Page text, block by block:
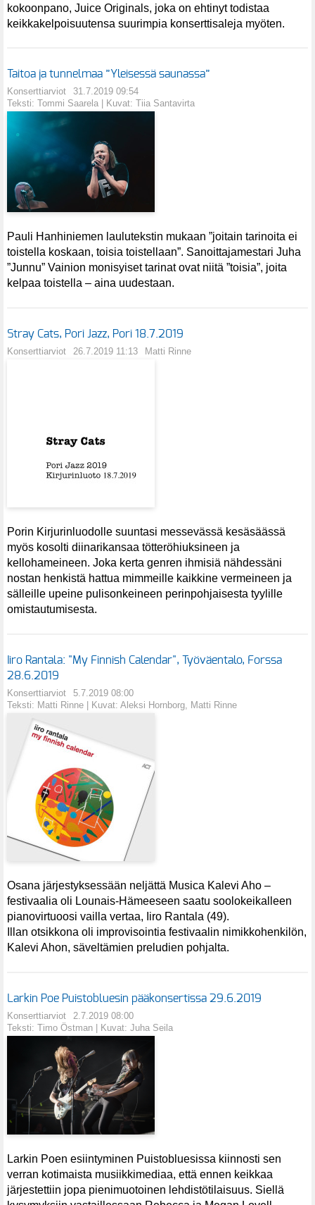
kokoonpano, Juice Originals, joka on ehtinyt todistaa
keikkakelpoisuutensa suurimpia konserttisaleja myöten.
Taitoa ja tunnelmaa ”Yleisessä saunassa”
Konserttiarviot
31.7.2019 09:54
Teksti: Tommi Saarela | Kuvat: Tiia Santavirta
Pauli Hanhiniemen laulutekstin mukaan ”joitain tarinoita ei
toistella koskaan, toisia toistellaan”. Sanoittajamestari Juha
”Junnu” Vainion monisyiset tarinat ovat niitä ”toisia”, joita
kelpaa toistella – aina uudestaan.
Stray Cats, Pori Jazz, Pori 18.7.2019
Konserttiarviot 26.7.2019 11:13 Matti Rinne
Porin Kirjurinluodolle suuntasi messevässä kesäsäässä
myös kosolti diinarikansaa tötteröhiuksineen ja
kellohameineen. Joka kerta genren ihmisiä nähdessäni
nostan henkistä hattua mimmeille kaikkine vermeineen ja
sälleille upeine pulisonkeineen perinpohjaisesta tyylille
omistautumisesta.
Iiro Rantala: "My Finnish Calendar", Työväentalo, Forssa
28.6.2019
Konserttiarviot
5.7.2019 08:00
Teksti: Matti Rinne | Kuvat: Aleksi Hornborg, Matti Rinne
Osana järjestyksessään neljättä Musica Kalevi Aho –
festivaalia oli Lounais-Hämeeseen saatu soolokeikalleen
pianovirtuoosi vailla vertaa, Iiro Rantala (49).
Illan otsikkona oli improvisointia festivaalin nimikkohenkilön,
Kalevi Ahon, säveltämien preludien pohjalta.
Larkin Poe Puistobluesin pääkonsertissa 29.6.2019
Konserttiarviot
2.7.2019 08:00
Teksti: Timo Östman | Kuvat: Juha Seila
Larkin Poen esiintyminen Puistobluesissa kiinnosti sen
verran kotimaista musiikkimediaa, että ennen keikkaa
järjestettiin jopa pienimuotoinen lehdistötilaisuus. Siellä